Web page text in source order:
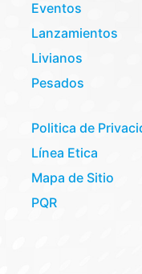
Eventos
Lanzamientos
Livianos
Pesados
Politica de
Línea Etica
Mapa de Sitio
PQR